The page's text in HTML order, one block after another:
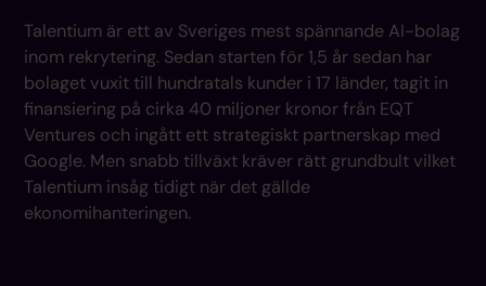
Talentium är ett av Sveriges mest spännande AI-bolag
inom rekrytering. Sedan starten för 1,5 år sedan har
bolaget vuxit till hundratals kunder i 17 länder, tagit in
finansiering på cirka 40 miljoner kronor från EQT
Ventures och ingått ett strategiskt partnerskap med
Google. Men snabb tillväxt kräver rätt grundbult vilket
Talentium insåg tidigt när det gällde
ekonomihanteringen.